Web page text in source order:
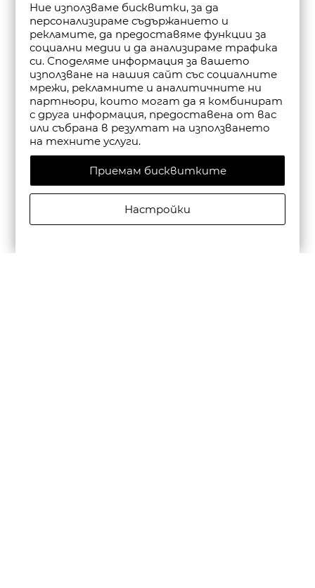
Ние използваме бисквитки, за да
персонализираме съдържанието и
рекламите, да предоставяме функции за
социални медии и да анализираме трафика
си. Споделяме информация за вашето
използване на нашия сайт със социалните
мрежи, рекламните и аналитичните ни
партньори, които могат да я комбинират
с друга информация, предоставена от вас
или събрана в резултат на използването
на техните услуги.
Приемам бисквитките
Настройки